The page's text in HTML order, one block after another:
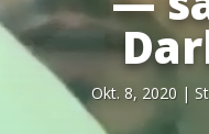
Okt. 8, 2020|